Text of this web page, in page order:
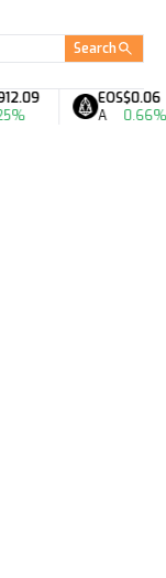
Search
EOS$0.06
0.66%